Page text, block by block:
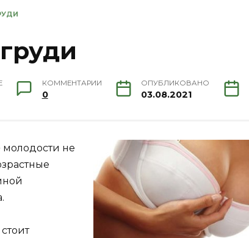
КОММЕНТАРИИ
0
ОПУБЛИКОВАНО
03.08.2021
не